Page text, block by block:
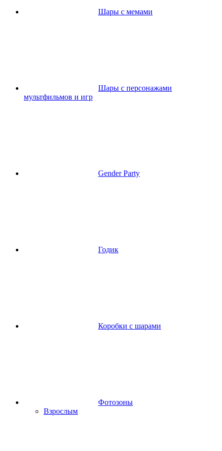
Шары с мемами
Шары с персонажами
мультфильмов и игр
Gender Party
Годик
Коробки с шарами
Фотозоны
Взрослым